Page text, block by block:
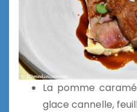
La pomme
glace cannelle,